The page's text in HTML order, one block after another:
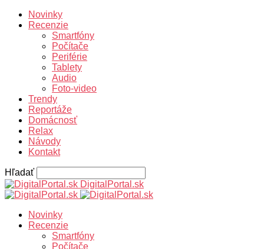
Novinky
Recenzie
Smartfóny
Počítače
Periférie
Tablety
Audio
Foto-video
Trendy
Reportáže
Domácnosť
Relax
Návody
Kontakt
Hľadať
DigitalPortal.sk
Novinky
Recenzie
Smartfóny
Počítače